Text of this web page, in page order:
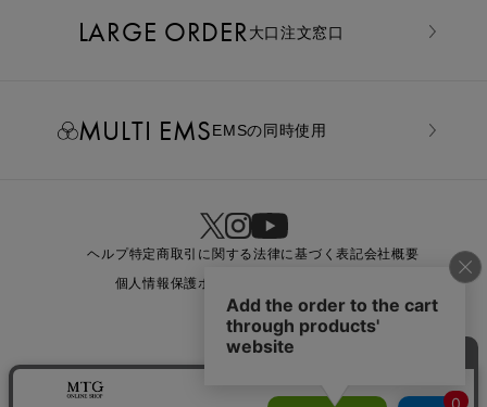
LARGE ORDER⼤⼝注⽂窓⼝
MULTI EMSEMSの同時使用
ヘルプ特定商取引に関する法律に基づく表記会社概要
個人情報保護ポリシー